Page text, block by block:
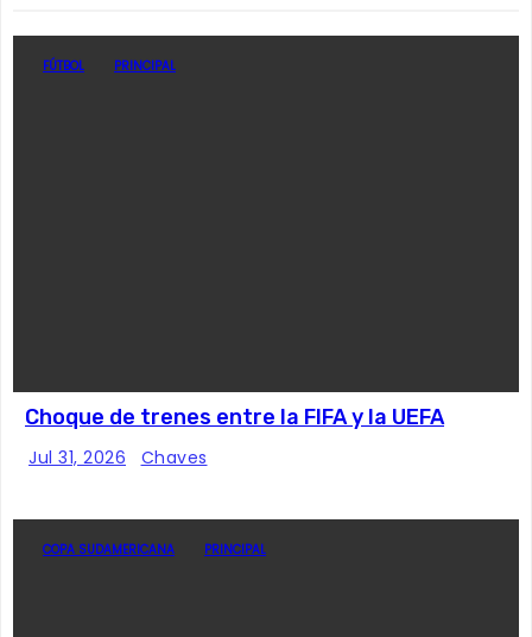
FÚTBOL PRINCIPAL
Choque de trenes entre la FIFA y la UEFA
Jul 31, 2026 Chaves
COPA SUDAMERICANA PRINCIPAL